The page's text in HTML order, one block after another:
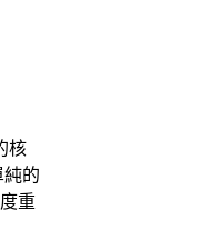
核
的
重